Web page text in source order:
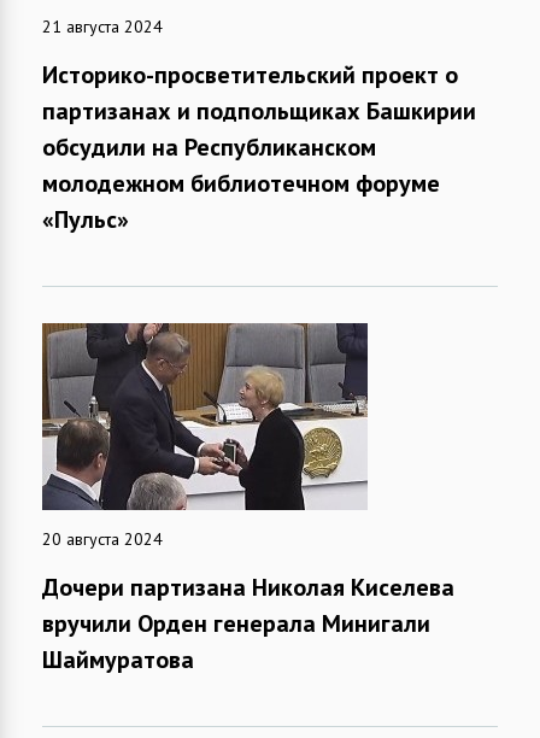
21 августа 2024
Историко-просветительский проект о
партизанах и подпольщиках Башкирии
обсудили на Республиканском
молодежном библиотечном форуме
«Пульс»
20 августа 2024
Дочери партизана Николая Киселева
вручили Орден генерала Минигали
Шаймуратова